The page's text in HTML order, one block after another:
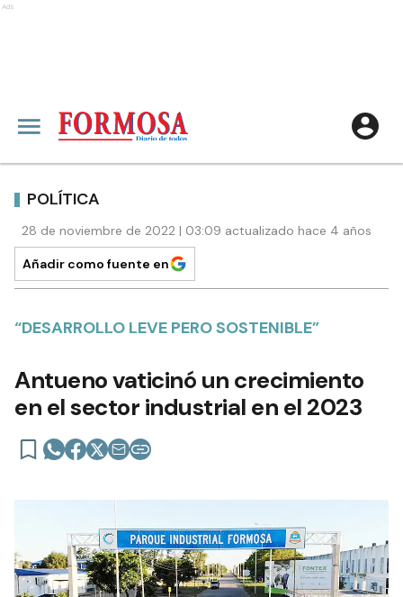
Ads
POLÍTICA
28 de noviembre de 2022 | 03:09 actualizado hace 4 años
Añadir como fuente en
“DESARROLLO LEVE PERO SOSTENIBLE”
Antueno vaticinó un crecimiento
en el sector industrial en el 2023